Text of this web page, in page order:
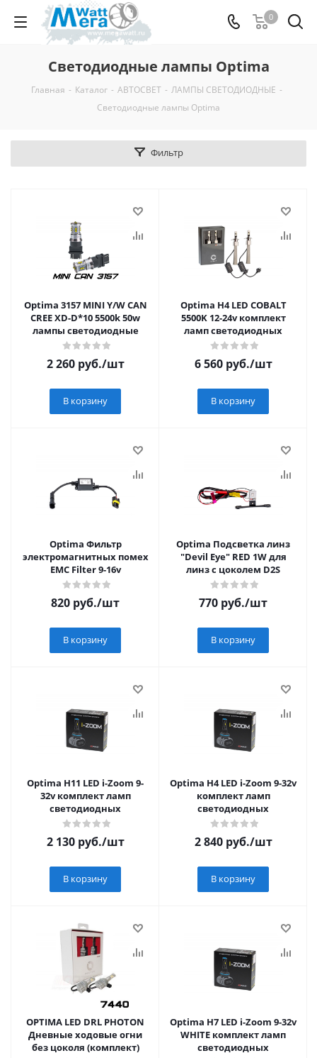
0
Светодиодные лампы Optima
Главная - Каталог - АВТОСВЕТ - ЛАМПЫ СВЕТОДИОДНЫЕ -
Светодиодные лампы Optima
Фильтр
Optima 3157 MINI Y/W CAN
CREE XD-D*10 5500k 50w
лампы светодиодные
2 260руб./шт
В корзину
Optima H4 LED COBALT
5500K 12-24v комплект
ламп светодиодных
6 560руб./шт
В корзину
Optima Фильтр
электромагнитных помех
EMC Filter 9-16v
820 руб./шт
В корзину
Optima Подсветка линз
"Devil Eye" RED 1W для
линз с цоколем D2S
770 руб./шт
В корзину
Optima H11 LED i-Zoom 9-
32v комплект ламп
светодиодных
2 130руб./шт
В корзину
Optima H4 LED i-Zoom 9-32v
комплект ламп
светодиодных
2 840руб./шт
В корзину
OPTIMA LED DRL PHOTON
Дневные ходовые огни
без цоколя (комплект)
Optima H7 LED i-Zoom 9-32v
WHITE комплект ламп
светодиодных